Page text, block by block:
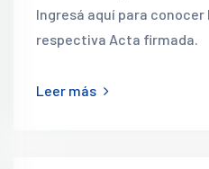
Ingresá aquí para conocer
respectiva Acta firmada.
Leer más